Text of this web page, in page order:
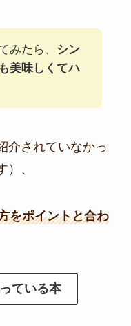
みたら、 シン
美味しくてハ
介されていなかっ
、
をポイントと合わ
ている本